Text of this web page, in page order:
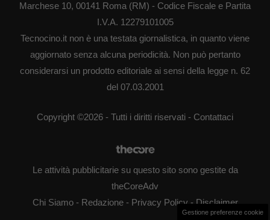
Marchese 10, 00141 Roma (RM) - Codice Fiscale e Partita
I.V.A. 12279101005
Tecnocino.it non è una testata giornalistica, in quanto viene
aggiornato senza alcuna periodicità. Non può pertanto
considerarsi un prodotto editoriale ai sensi della legge n. 62
del 07.03.2001
Copyright ©2026 - Tutti i diritti riservati - Contattaci
Le attività pubblicitarie su questo sito sono gestite da
theCoreAdv
Chi Siamo- Redazione- Privacy Policy- Disclaimer
Gestione preferenze cookie